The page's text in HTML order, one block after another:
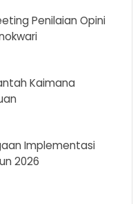
Penilaian Opini
Kaimana
Implementasi
2026